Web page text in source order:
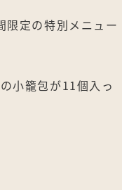
限定の特別メニュー
小籠包が11個入っ